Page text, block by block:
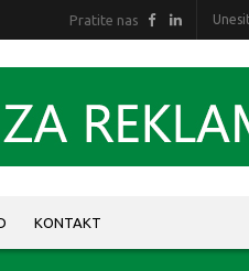
Pratite nas
KONTAKT